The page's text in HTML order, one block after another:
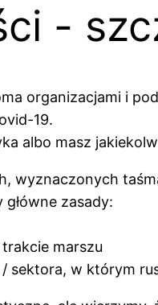
-
organizacjami i
19.
albo masz
wyznaczonych
zasady:
marszu
sektora, w którym